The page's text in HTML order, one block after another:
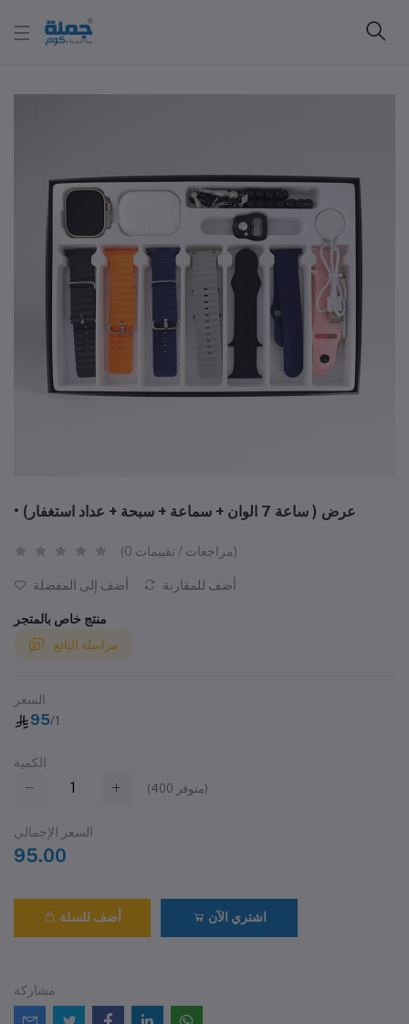
• عرض ( ساعة 7 الوان + سماعة + سبحة + عداد استغفار)
(0 مراجعات / تقييمات)
أضف إلى المفضلة أضف للمقارنة
منتج خاص بالمتجر
مراسلة البائع
السعر
95/1
الكمية
(400 متوفر)
السعر الإجمالي
95.00
أضف للسلة اشتري الآن
مشاركة